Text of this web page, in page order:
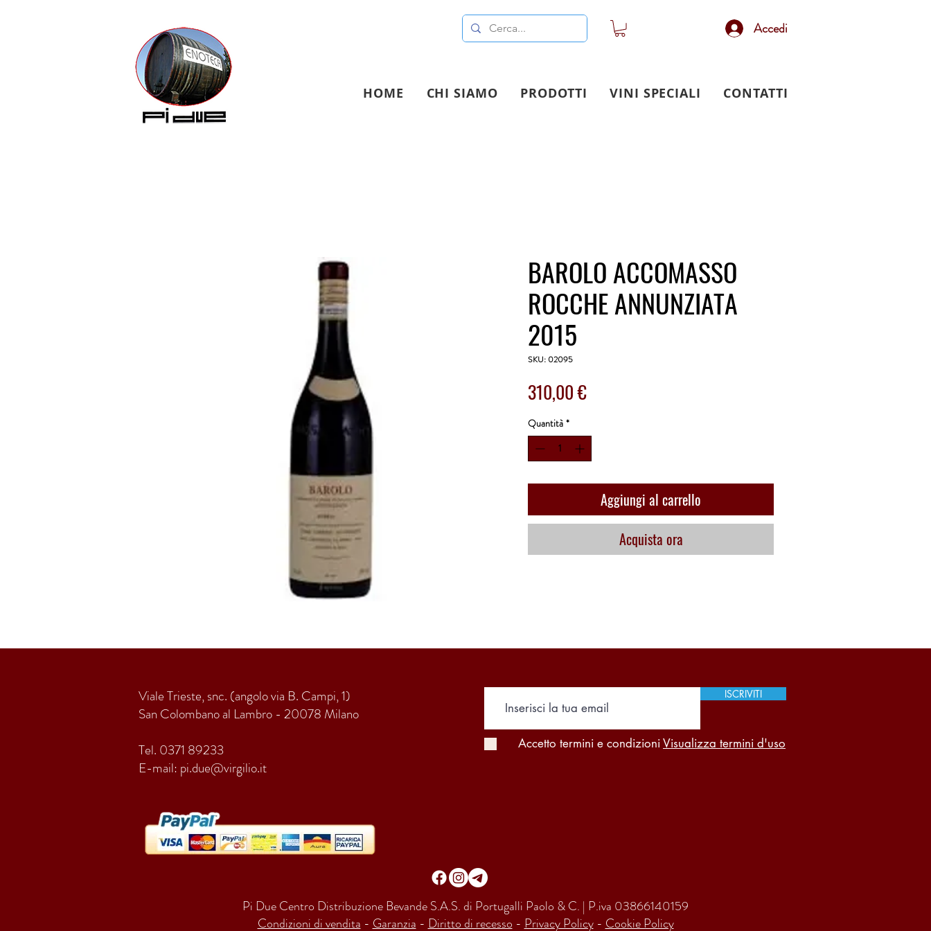
Accedi
HOME CHI SIAMO PRODOTTI VINI SPECIALI CONTATTI
BAROLO ACCOMASSO
ROCCHE ANNUNZIATA
2015
SKU: 02095
310,00 €Prezzo
Quantità *
Aggiungi al carrello
Acquista ora
Viale Trieste, snc. (angolo via B. Campi, 1)
San Colombano al Lambro - 20078 Milano
Tel. 0371 89233
E-mail: pi.due@virgilio.it
ISCRIVITI
Accetto termini e condizioni Visualizza termini d'uso
Pi Due Centro Distribuzione Bevande S.A.S. di Portugalli Paolo & C. | P.iva 03866140159
Condizioni di vendita - Garanzia - Diritto di recesso - Privacy Policy- Cookie Policy